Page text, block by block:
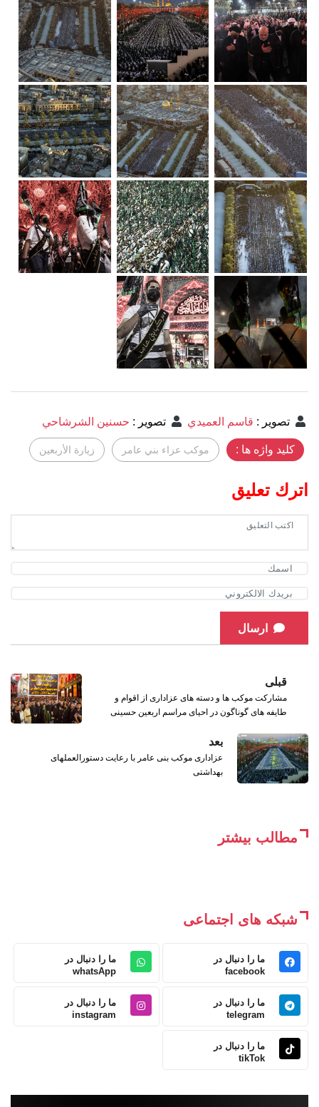
تصوير : قاسم العميدي تصوير : حسنين الشرشاحي
کلید واژه ها : موكب عزاء بني عامر زيارة الأربعين
اترك تعليق
ارسال
قبلی
مشارکت موکب ها و دسته های عزاداری از اقوام و
طایفه های گوناگون در احیای مراسم اربعین حسینی
بعد
عزاداری موکب بنی عامر با رعایت دستورالعملهای
بهداشتی
مطالب بیشتر
شبکه های اجتماعی
ما را دنبال در
facebook
ما را دنبال در
whatsApp
ما را دنبال در
telegram
ما را دنبال در
instagram
ما را دنبال در
tikTok